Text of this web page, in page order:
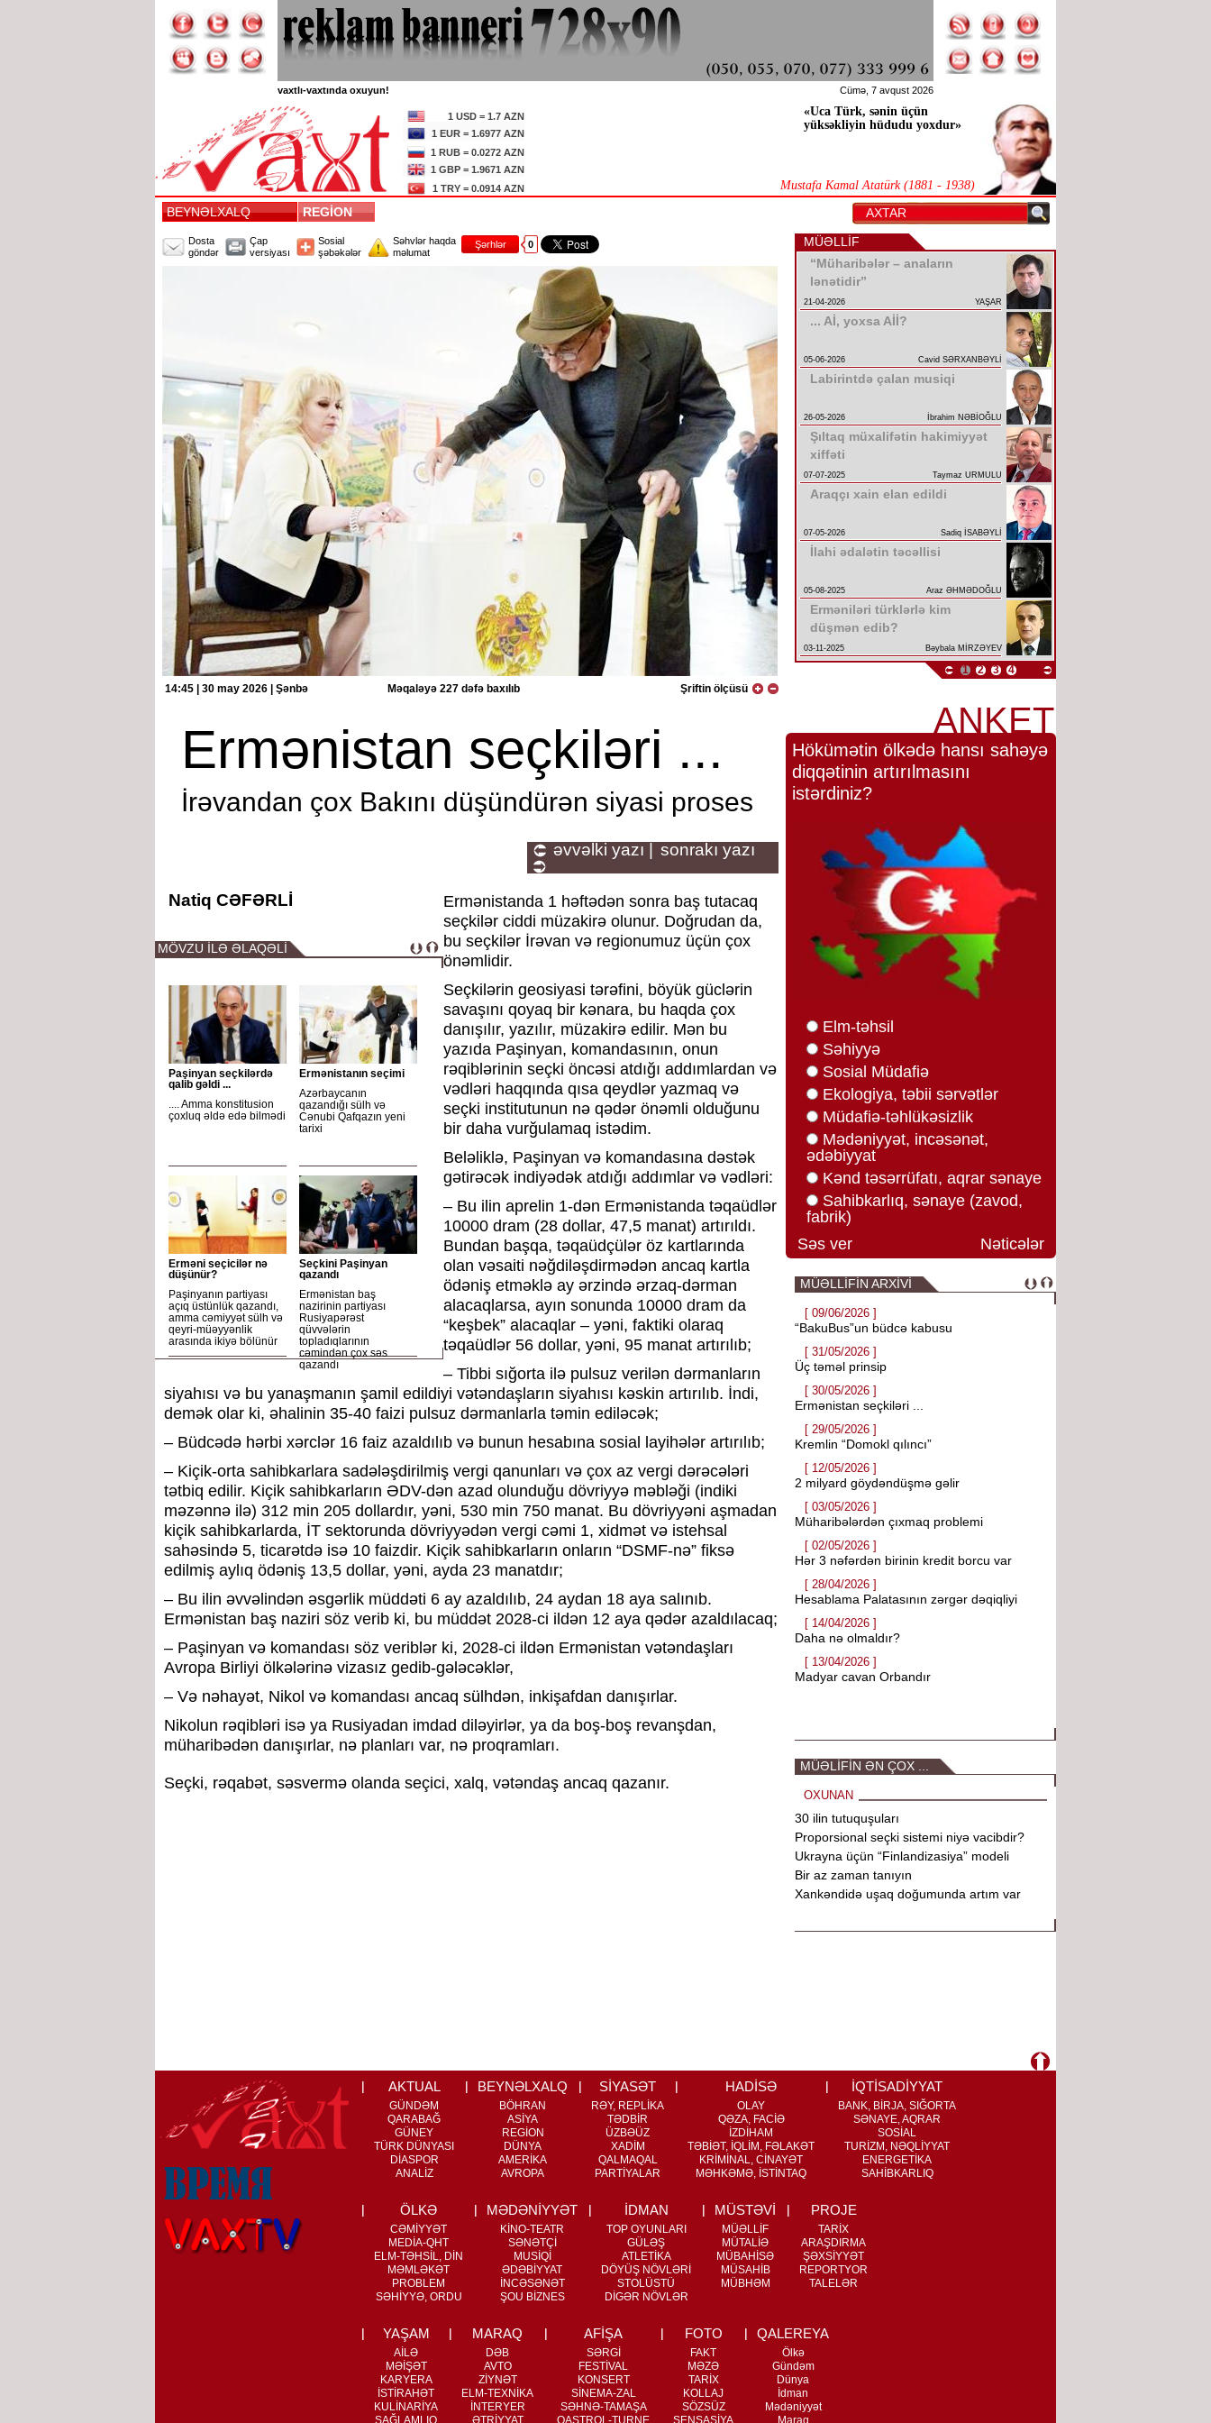
vaxtlı-vaxtında oxuyun! Cümə, 7 avqust 2026
1 USD = 1.7 AZN
1 EUR = 1.6977 AZN
1 RUB = 0.0272 AZN
1 GBP = 1.9671 AZN
1 TRY = 0.0914 AZN
«Uca Türk, sənin üçün
yüksəkliyin hüdudu yoxdur»
Mustafa Kamal Atatürk (1881 - 1938)
BEYNƏLXALQ REGİON
Dosta
göndər
Çap
versiyası
Sosial
şəbəkələr
Səhvlər haqda
məlumat
Şərhlər 0
14:45 | 30 may 2026 | Şənbə Məqaləyə 227 dəfə baxılıb Şriftin ölçüsü
Ermənistan seçkiləri ...
İrəvandan çox Bakını düşündürən siyasi proses
əvvəlki yazı | sonrakı yazı
Natiq CƏFƏRLİ
MÖVZU İLƏ ƏLAQƏLİ
Paşinyan seçkilərdə
qalib gəldi ...
.... Amma konstitusion
çoxluq əldə edə bilmədi
Ermənistanın seçimi
Azərbaycanın
qazandığı sülh və
Cənubi Qafqazın yeni
tarixi
Erməni seçicilər nə
düşünür?
Paşinyanın partiyası
açıq üstünlük qazandı,
amma cəmiyyət sülh və
qeyri-müəyyənlik
arasında ikiyə bölünür
Seçkini Paşinyan
qazandı
Ermənistan baş
nazirinin partiyası
Rusiyapərəst
qüvvələrin
topladıqlarının
cəmindən çox səs
qazandı
Ermənistanda 1 həftədən sonra baş tutacaq
seçkilər ciddi müzakirə olunur. Doğrudan da,
bu seçkilər İrəvan və regionumuz üçün çox
önəmlidir.
Seçkilərin geosiyasi tərəfini, böyük güclərin
savaşını qoyaq bir kənara, bu haqda çox
danışılır, yazılır, müzakirə edilir. Mən bu
yazıda Paşinyan, komandasının, onun
rəqiblərinin seçki öncəsi atdığı addımlardan və
vədləri haqqında qısa qeydlər yazmaq və
seçki institutunun nə qədər önəmli olduğunu
bir daha vurğulamaq istədim.
Beləliklə, Paşinyan və komandasına dəstək
gətirəcək indiyədək atdığı addımlar və vədləri:
– Bu ilin aprelin 1-dən Ermənistanda təqaüdlər
10000 dram (28 dollar, 47,5 manat) artırıldı.
Bundan başqa, təqaüdçülər öz kartlarında
olan vəsaiti nəğdiləşdirmədən ancaq kartla
ödəniş etməklə ay ərzində ərzaq-dərman
alacaqlarsa, ayın sonunda 10000 dram da
“keşbek” alacaqlar – yəni, faktiki olaraq
təqaüdlər 56 dollar, yəni, 95 manat artırılıb;
– Tibbi sığorta ilə pulsuz verilən dərmanların
siyahısı və bu yanaşmanın şamil edildiyi vətəndaşların siyahısı kəskin artırılıb. İndi,
demək olar ki, əhalinin 35-40 faizi pulsuz dərmanlarla təmin ediləcək;
– Büdcədə hərbi xərclər 16 faiz azaldılıb və bunun hesabına sosial layihələr artırılıb;
– Kiçik-orta sahibkarlara sadələşdirilmiş vergi qanunları və çox az vergi dərəcələri
tətbiq edilir. Kiçik sahibkarların ƏDV-dən azad olunduğu dövriyyə məbləği (indiki
məzənnə ilə) 312 min 205 dollardır, yəni, 530 min 750 manat. Bu dövriyyəni aşmadan
kiçik sahibkarlarda, İT sektorunda dövriyyədən vergi cəmi 1, xidmət və istehsal
sahəsində 5, ticarətdə isə 10 faizdir. Kiçik sahibkarların onların “DSMF-nə” fiksə
edilmiş aylıq ödəniş 13,5 dollar, yəni, ayda 23 manatdır;
– Bu ilin əvvəlindən əsgərlik müddəti 6 ay azaldılıb, 24 aydan 18 aya salınıb.
Ermənistan baş naziri söz verib ki, bu müddət 2028-ci ildən 12 aya qədər azaldılacaq;
– Paşinyan və komandası söz veriblər ki, 2028-ci ildən Ermənistan vətəndaşları
Avropa Birliyi ölkələrinə vizasız gedib-gələcəklər,
– Və nəhayət, Nikol və komandası ancaq sülhdən, inkişafdan danışırlar.
Nikolun rəqibləri isə ya Rusiyadan imdad diləyirlər, ya da boş-boş revanşdan,
müharibədən danışırlar, nə planları var, nə proqramları.
Seçki, rəqabət, səsvermə olanda seçici, xalq, vətəndaş ancaq qazanır.
MÜƏLLİF
“Müharibələr – anaların
lənətidir”
21-04-2026 YAŞAR
... Aİ, yoxsa Aİİ?
05-06-2026 Cavid SƏRXANBƏYLİ
Labirintdə çalan musiqi
26-05-2026 İbrahim NƏBİOĞLU
Şıltaq müxalifətin hakimiyyət
xiffəti
07-07-2025 Taymaz URMULU
Araqçı xain elan edildi
07-05-2026 Sadiq İSABƏYLİ
İlahi ədalətin təcəllisi
05-08-2025 Araz ƏHMƏDOĞLU
Erməniləri türklərlə kim
düşmən edib?
03-11-2025 Bəybala MİRZƏYEV
1 2 3 4
ANKET
Hökümətin ölkədə hansı sahəyə
diqqətinin artırılmasını
istərdiniz?
Elm-təhsil
Səhiyyə
Sosial Müdafiə
Ekologiya, təbii sərvətlər
Müdafiə-təhlükəsizlik
Mədəniyyət, incəsənət,
ədəbiyyat
Kənd təsərrüfatı, aqrar sənaye
Sahibkarlıq, sənaye (zavod,
fabrik)
Səs ver
Nəticələr
MÜƏLLİFİN ARXİVİ
[ 09/06/2026 ]
“BakuBus”un büdcə kabusu
[ 31/05/2026 ]
Üç təməl prinsip
[ 30/05/2026 ]
Ermənistan seçkiləri ...
[ 29/05/2026 ]
Kremlin “Domokl qılıncı”
[ 12/05/2026 ]
2 milyard göydəndüşmə gəlir
[ 03/05/2026 ]
Müharibələrdən çıxmaq problemi
[ 02/05/2026 ]
Hər 3 nəfərdən birinin kredit borcu var
[ 28/04/2026 ]
Hesablama Palatasının zərgər dəqiqliyi
[ 14/04/2026 ]
Daha nə olmaldır?
[ 13/04/2026 ]
Madyar cavan Orbandır
MÜƏLİFİN ƏN ÇOX ...
OXUNAN
30 ilin tutuquşuları
Proporsional seçki sistemi niyə vacibdir?
Ukrayna üçün “Finlandizasiya” modeli
Bir az zaman tanıyın
Xankəndidə uşaq doğumunda artım var
AKTUAL
GÜNDƏM
QARABAĞ
GÜNEY
TÜRK DÜNYASI
DİASPOR
ANALİZ
BEYNƏLXALQ
BÖHRAN
ASİYA
REGİON
DÜNYA
AMERİKA
AVROPA
SİYASƏT
RƏY, REPLİKA
TƏDBİR
ÜZBƏÜZ
XADİM
QALMAQAL
PARTİYALAR
HADİSƏ
OLAY
QƏZA, FACİƏ
İZDİHAM
TƏBİƏT, İQLİM, FƏLAKƏT
KRİMİNAL, CİNAYƏT
MƏHKƏMƏ, İSTİNTAQ
İQTİSADİYYAT
BANK, BİRJA, SIĞORTA
SƏNAYE, AQRAR
SOSİAL
TURİZM, NƏQLİYYAT
ENERGETİKA
SAHİBKARLIQ
ÖLKƏ
CƏMİYYƏT
MEDİA-QHT
ELM-TƏHSİL, DİN
MƏMLƏKƏT
PROBLEM
SƏHİYYƏ, ORDU
MƏDƏNİYYƏT
KİNO-TEATR
SƏNƏTÇİ
MUSİQİ
ƏDƏBİYYAT
İNCƏSƏNƏT
ŞOU BİZNES
İDMAN
TOP OYUNLARI
GÜLƏŞ
ATLETİKA
DÖYÜŞ NÖVLƏRİ
STOLÜSTÜ
DİGƏR NÖVLƏR
MÜSTƏVİ
MÜƏLLİF
MÜTALİƏ
MÜBAHİSƏ
MÜSAHİB
MÜBHƏM
PROJE
TARİX
ARAŞDIRMA
ŞƏXSİYYƏT
REPORTYOR
TALELƏR
YAŞAM
AİLƏ
MƏİŞƏT
KARYERA
İSTİRAHƏT
KULİNARİYA
SAĞLAMLIQ
MARAQ
DƏB
AVTO
ZİYNƏT
ELM-TEXNİKA
İNTERYER
ƏTRİYYAT
AFİŞA
SƏRGİ
FESTİVAL
KONSERT
SİNEMA-ZAL
SƏHNƏ-TAMAŞA
QASTROL-TURNE
FOTO
FAKT
MƏZƏ
TARİX
KOLLAJ
SÖZSÜZ
SENSASİYA
QALEREYA
Ölkə
Gündəm
Dünya
İdman
Mədəniyyət
Maraq